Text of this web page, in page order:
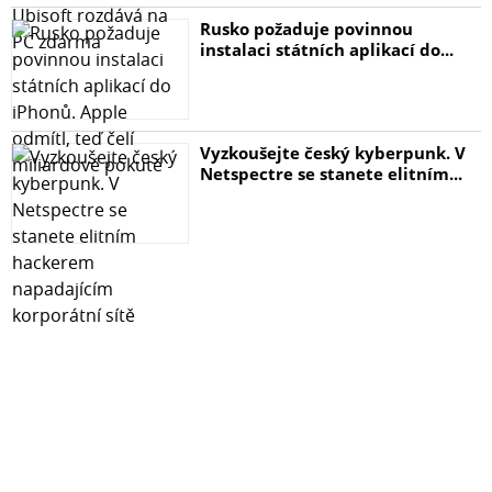
Rusko požaduje povinnou
instalaci státních aplikací do...
Vyzkoušejte český kyberpunk. V
Netspectre se stanete elitním...